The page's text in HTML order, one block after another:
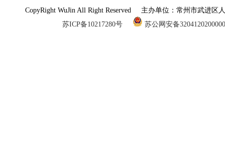
CopyRight WuJin All Right Reserved 主办单位：常州市武进
苏ICP备10217280号
苏公网安备